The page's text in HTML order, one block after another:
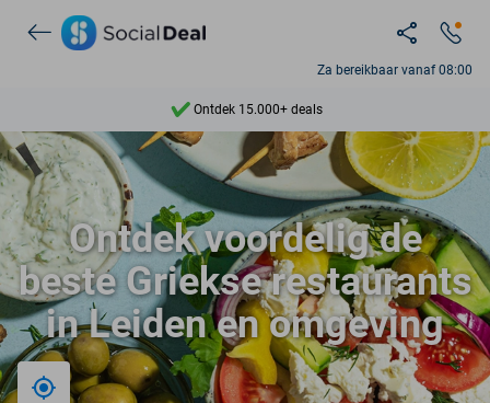
Za bereikbaar vanaf 08:00
Ontdek 15.000+ deals
7 dagen per week beschikbaar
10+ miljoen leden
9,4
Ontdek 15.000+ deals
Ontdek voordelig de
beste Griekse restaurants
in Leiden en omgeving
Bij mij in de buurt